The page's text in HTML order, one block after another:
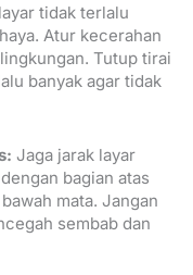
tidak terlalu
Atur kecerahan
Tutup tirai
banyak agar tidak
Jaga jarak layar
bagian atas
mata. Jangan
sembab dan